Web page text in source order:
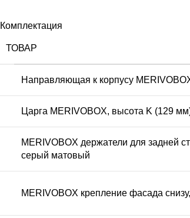
Комплектация
ТОВАР
Направляющая к корпусу
Царга MERIVOBOX, высота K (129
MERIVOBOX держатели для задней
серый матовый
MERIVOBOX крепление фасада